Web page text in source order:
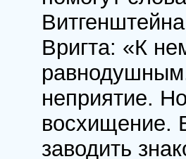
Вригта: «К
неприятие.
восхищение.
заводить